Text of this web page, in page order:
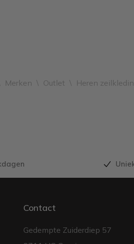
Merken \ Outlet \ Heren
Contact
Gedempte Zuiderdiep 57